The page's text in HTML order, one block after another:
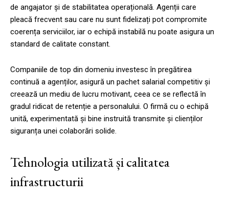
de angajator și de stabilitatea operațională. Agenții care
pleacă frecvent sau care nu sunt fidelizați pot compromite
coerența serviciilor, iar o echipă instabilă nu poate asigura un
standard de calitate constant.
Companiile de top din domeniu investesc în pregătirea
continuă a agenților, asigură un pachet salarial competitiv și
creează un mediu de lucru motivant, ceea ce se reflectă în
gradul ridicat de retenție a personalului. O firmă cu o echipă
unită, experimentată și bine instruită transmite și clienților
siguranța unei colaborări solide.
Tehnologia utilizată și calitatea
infrastructurii